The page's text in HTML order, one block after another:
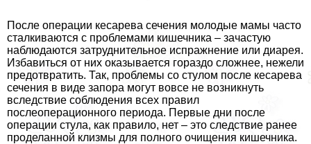
После операции кесарева сечения молодые мамы часто
сталкиваются с проблемами кишечника – зачастую
наблюдаются затруднительное испpaжнeние или диарея.
Избавиться от них оказывается гораздо сложнее, нежели
предотвратить. Так, проблемы со стулом после кесарева
сечения в виде запора могут вовсе не возникнуть
вследствие соблюдения всех правил
послеоперационного периода. Первые дни после
операции стула, как правило, нет – это следствие ранее
проделанной клизмы для полного очищения кишечника.